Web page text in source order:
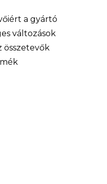
a gyártó
változások
összetevők